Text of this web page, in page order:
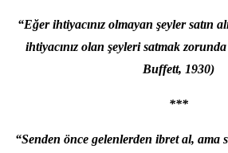
“Eğer ihtiyacınız olmayan şeyler satın
ihtiyacınız olan şeyleri satmak zorunda
Buffett, 1930)
***
“Senden önce gelenlerden ibret al, ama